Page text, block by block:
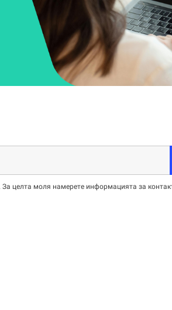
целта моля намерете информацията за